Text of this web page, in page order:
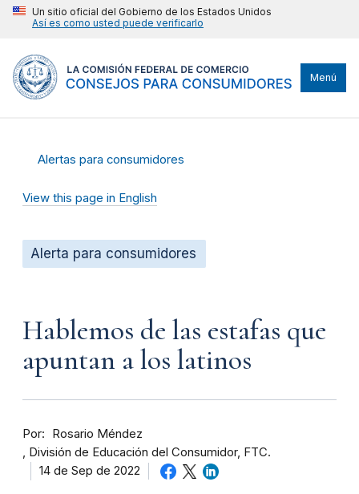
Un sitio oficial del Gobierno de los Estados Unidos
Así es como usted puede verificarlo
Menú
Alertas para consumidores
View this page in English
Alerta para consumidores
Hablemos de las estafas que
apuntan a los latinos
Por
Rosario Méndez
División de Educación del Consumidor, FTC.
14 de Sep de 2022